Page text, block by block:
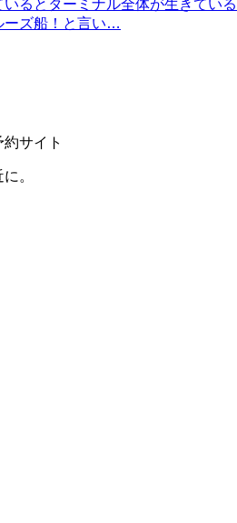
るとターミナル全体が生きている
ーズ船！と言い…
サイト
。